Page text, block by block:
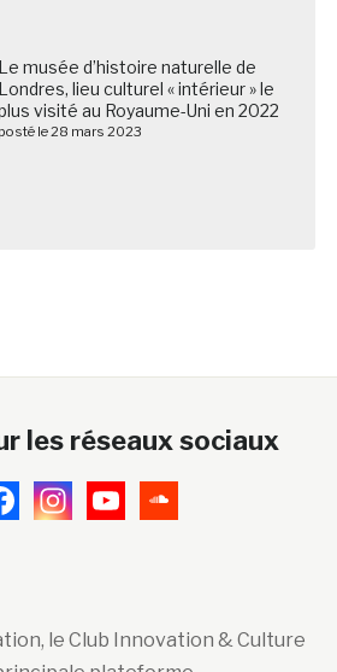
Le musée d’histoire naturelle de
Londres, lieu culturel « intérieur » le
visité au Royaume-Uni en 2022
posté le 28 mars 2023
les réseaux sociaux
le Club Innovation & Culture